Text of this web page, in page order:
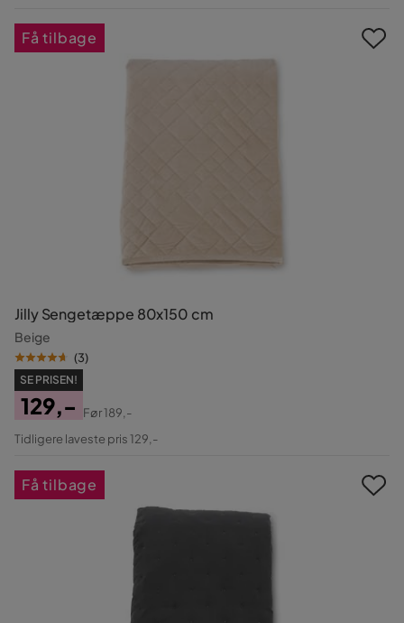
Jilly Sengetæppe 80x150 cm
Beige
(3)
SE PRISEN!
Pris
129,-
Original
Før189,-
Tidligere laveste pris 129,-
Få tilbage
Få tilbage